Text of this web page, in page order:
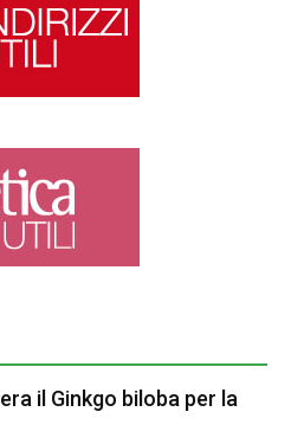
il Ginkgo biloba per la